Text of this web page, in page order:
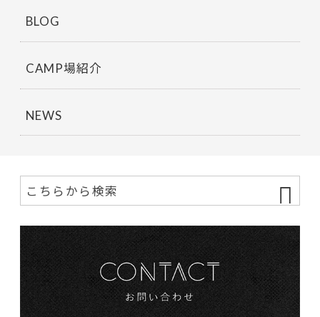
BLOG
CAMP場紹介
NEWS